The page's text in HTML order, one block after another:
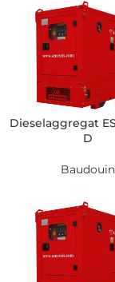
Dieselaggregat
D
Baudouin